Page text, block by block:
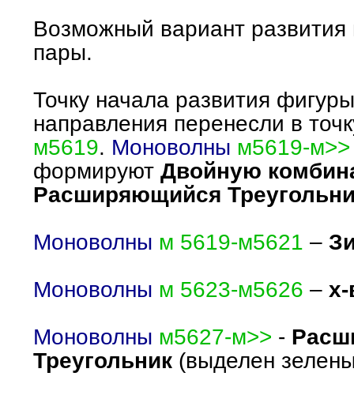
Возможный вариант развития
пары.
Точку начала развития
направления перенесли в
м5619. Моноволны м5619-м>>
формируют Двойную
Расширяющийся
Моноволны м 5619-м5621 –
Моноволны м 5623-м5626 –
Моноволны м5627-м>> -
Треугольник (выделен